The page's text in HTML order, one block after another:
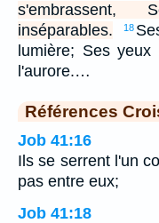
s'embrassent,
inséparables.
18
lumière; Ses
l'aurore.…
Références
Job 41:16
Ils se serrent l'un
pas entre eux;
Job 41:18